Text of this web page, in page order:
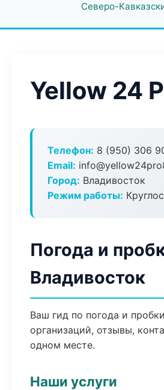
Северо-
Yellow 24
Телефон: 8 (950) 306
Email:
Город: Владивосток
Режим работы:
Погода и
Владивосток
Ваш гид по погода и
организаций, отзывы,
одном месте.
Наши услуги